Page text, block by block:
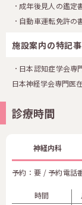
成年後見人の鑑定
自動車運転免許の
施設案内の特記
日本認知症学会専
日本神経学会専門医
診療時間
神経内科
予約：要 / 予約電話
時間